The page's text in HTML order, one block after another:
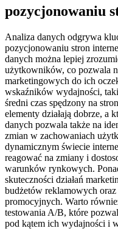
pozycjonowaniu
Analiza danych odgrywa
pozycjonowaniu stron
danych można lepiej
użytkowników, co pozwala
marketingowych do ich
wskaźników wydajności,
średni czas spędzony na
elementy działają dobrze, a
danych pozwala także na
zmian w zachowaniach
dynamicznym świecie
reagować na zmiany i
warunków rynkowych.
skuteczności działań
budżetów reklamowych
promocyjnych. Warto
testowania A/B, które
pod kątem ich wydajności i